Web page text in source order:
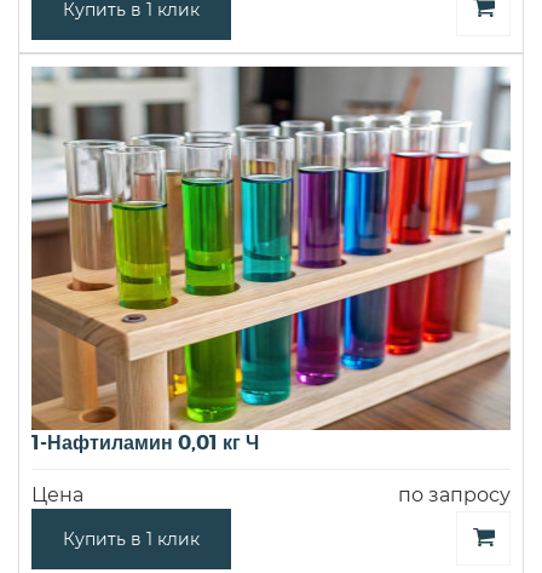
Купить в 1 клик
1-Нафтиламин 0,01 кг Ч
Цена по запросу
Купить в 1 клик